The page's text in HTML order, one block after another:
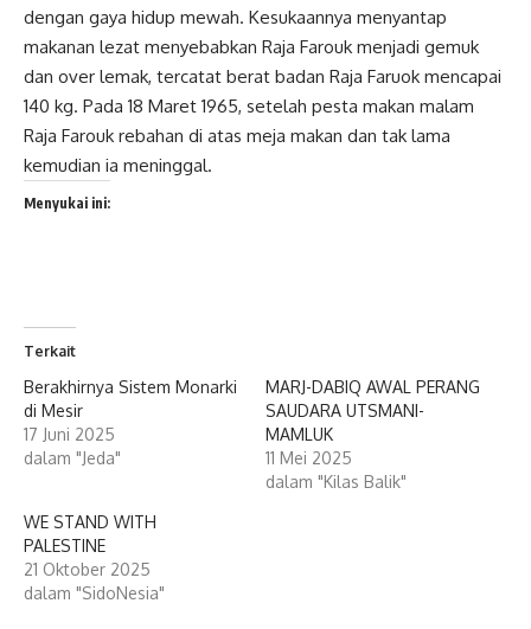
dengan gaya hidup mewah. Kesukaannya menyantap
makanan lezat menyebabkan Raja Farouk menjadi gemuk
dan over lemak, tercatat berat badan Raja Faruok mencapai
140 kg. Pada 18 Maret 1965, setelah pesta makan malam
Raja Farouk rebahan di atas meja makan dan tak lama
kemudian ia meninggal.
Menyukai ini:
Terkait
Berakhirnya Sistem Monarki
di Mesir
17 Juni 2025
dalam "Jeda"
MARJ-DABIQ AWAL PERANG
SAUDARA UTSMANI-
MAMLUK
11 Mei 2025
dalam "Kilas Balik"
WE STAND WITH
PALESTINE
21 Oktober 2025
dalam "SidoNesia"